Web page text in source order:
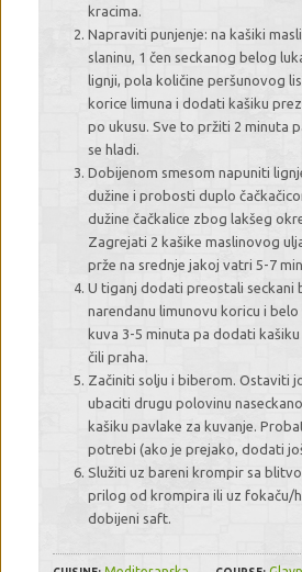
kracima.
Napraviti punjenje: na kašiki
slaninu, 1 čen seckanog belog
lignji, pola količine peršunovog
korice limuna i dodati kašiku
po ukusu. Sve to pržiti 2 minuta
se hladi.
Dobijenom smesom napuniti
dužine i probosti duplo
dužine čačkalice zbog lakšeg
Zagrejati 2 kašike maslinovog
prže na srednje jakoj vatri 5-7
U tiganj dodati preostali seckani
narendanu limunovu koricu i
kuva 3-5 minuta pa dodati
čili praha.
Začiniti solju i biberom. Ostaviti
ubaciti drugu polovinu
kašiku pavlake za kuvanje.
potrebi (ako je prejako, dodati
Služiti uz bareni krompir sa
prilog od krompira ili uz fokaču/
dobijeni saft.